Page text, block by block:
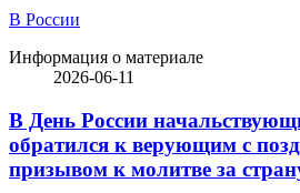
В России
Информация о материале
2026-06-11
В День России
обратился к верующим с
призывом к молитве за